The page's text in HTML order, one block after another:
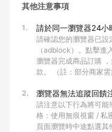
其他注意事項
1. 請於同一瀏覽器24小
請確認您的瀏覽器已
（adblock）。點擊進
瀏覽器完成商品訂購
款。 （註：部分商家
2. 瀏覽器無法追蹤回饋
請注意以下行為將可能
格：使用無痕視窗 / 私
頁面瀏覽時中途點選